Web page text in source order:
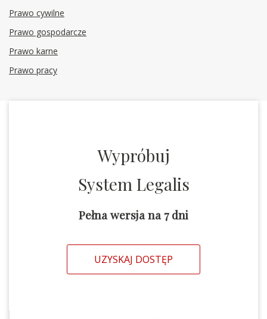
Prawo cywilne
Prawo gospodarcze
Prawo karne
Prawo pracy
Wypróbuj
System Legalis
Pełna wersja na 7 dni
UZYSKAJ DOSTĘP